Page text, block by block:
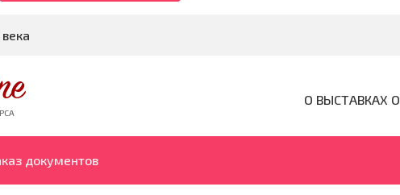
О ВЫСТАВКАХ
документов